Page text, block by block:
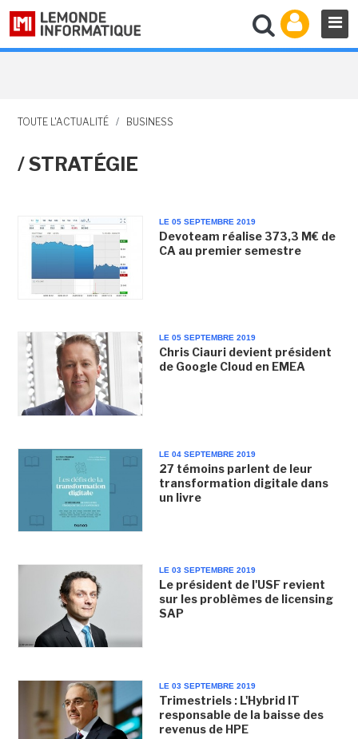
TOUTE L'ACTUALITÉ / BUSINESS
/ STRATÉGIE
LE 05 SEPTEMBRE 2019
Devoteam réalise 373,3 M€ de
CA au premier semestre
LE 05 SEPTEMBRE 2019
Chris Ciauri devient président
de Google Cloud en EMEA
LE 04 SEPTEMBRE 2019
27 témoins parlent de leur
transformation digitale dans
un livre
LE 03 SEPTEMBRE 2019
Le président de l'USF revient
sur les problèmes de licensing
SAP
LE 03 SEPTEMBRE 2019
Trimestriels : L'Hybrid IT
responsable de la baisse des
revenus de HPE